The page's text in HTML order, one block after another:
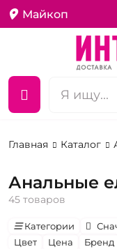
Майкоп
Главная Каталог
Анальные
45 товаров
Категории
Цвет
Цена Бренд